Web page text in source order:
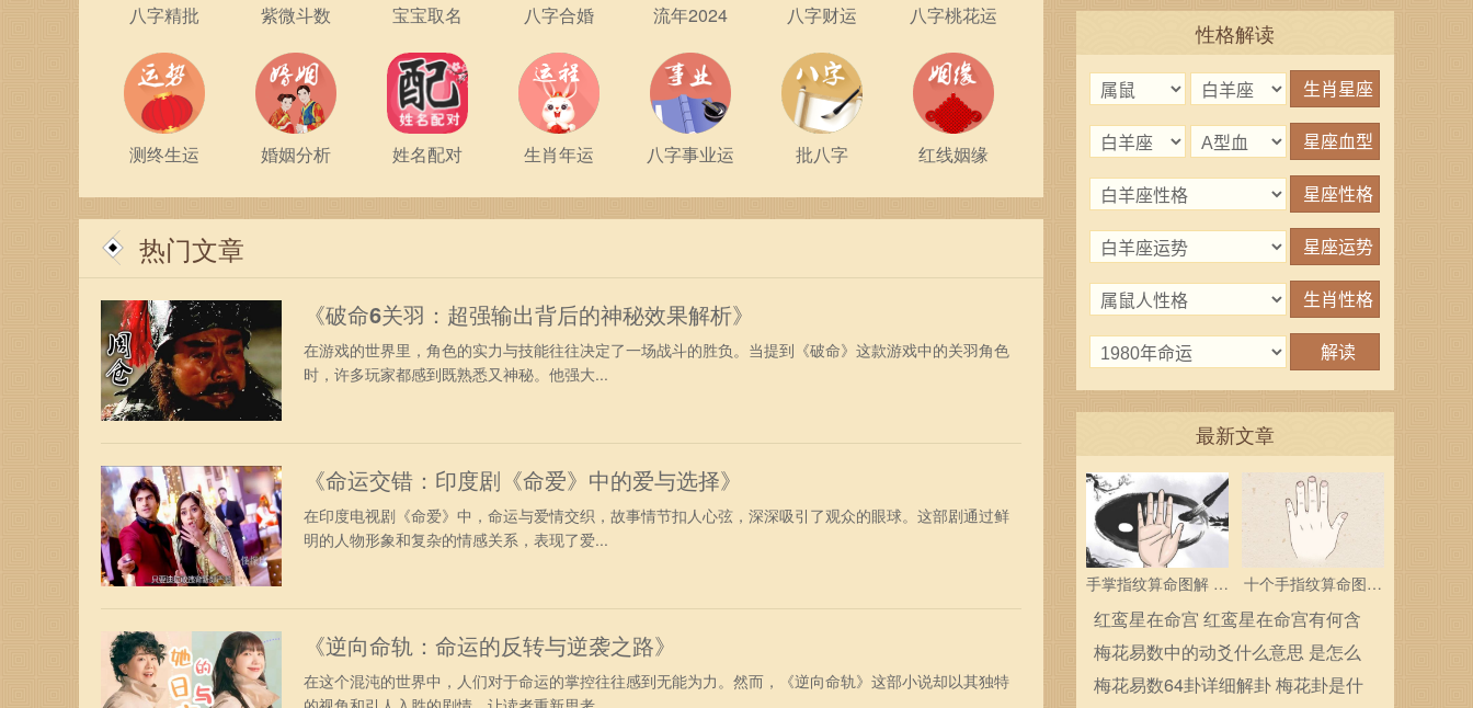
最后，算命是我们了解自身、提升自我的一种文化。尽管它在某些方面对生活有指导意义，但我们不能完全依赖于此。
通过自我反思、积极行动，女生们同样可以塑造出自己的命运。无论命理如何，只要心态积极，努力奋进，我们每个人
都能拥有属于自己的“好命”。
幸福。
八字精批 紫微斗数 宝宝取名 八字合婚 流年2024 八字财运 八字桃花运
测终生运 婚姻分析 姓名配对 生肖年运 八字事业运 批八字 红线姻缘
热门文章
《破命6关羽：超强输出背后的神秘效果解析》
在游戏的世界里，角色的实力与技能往往决定了一场战斗的胜负。当提到《破命》这款游戏中的关羽角色
时，许多玩家都感到既熟悉又神秘。他强大...
《命运交错：印度剧《命爱》中的爱与选择》
在印度电视剧《命爱》中，命运与爱情交织，故事情节扣人心弦，深深吸引了观众的眼球。这部剧通过鲜
明的人物形象和复杂的情感关系，表现了爱...
《逆向命轨：命运的反转与逆袭之路》
在这个混沌的世界中，人们对于命运的掌控往往感到无能为力。然而，《逆向命轨》这部小说却以其独特
性格解读
最新文章
手掌指纹算命图解 三
个斗多为中层领导
十个手指纹算命图解
分析指纹算命是什么
红鸾星在命宫 红鸾星在命宫有何含
义
梅花易数中的动爻什么意思 是怎么
确定的
梅花易数64卦详细解卦 梅花卦是什